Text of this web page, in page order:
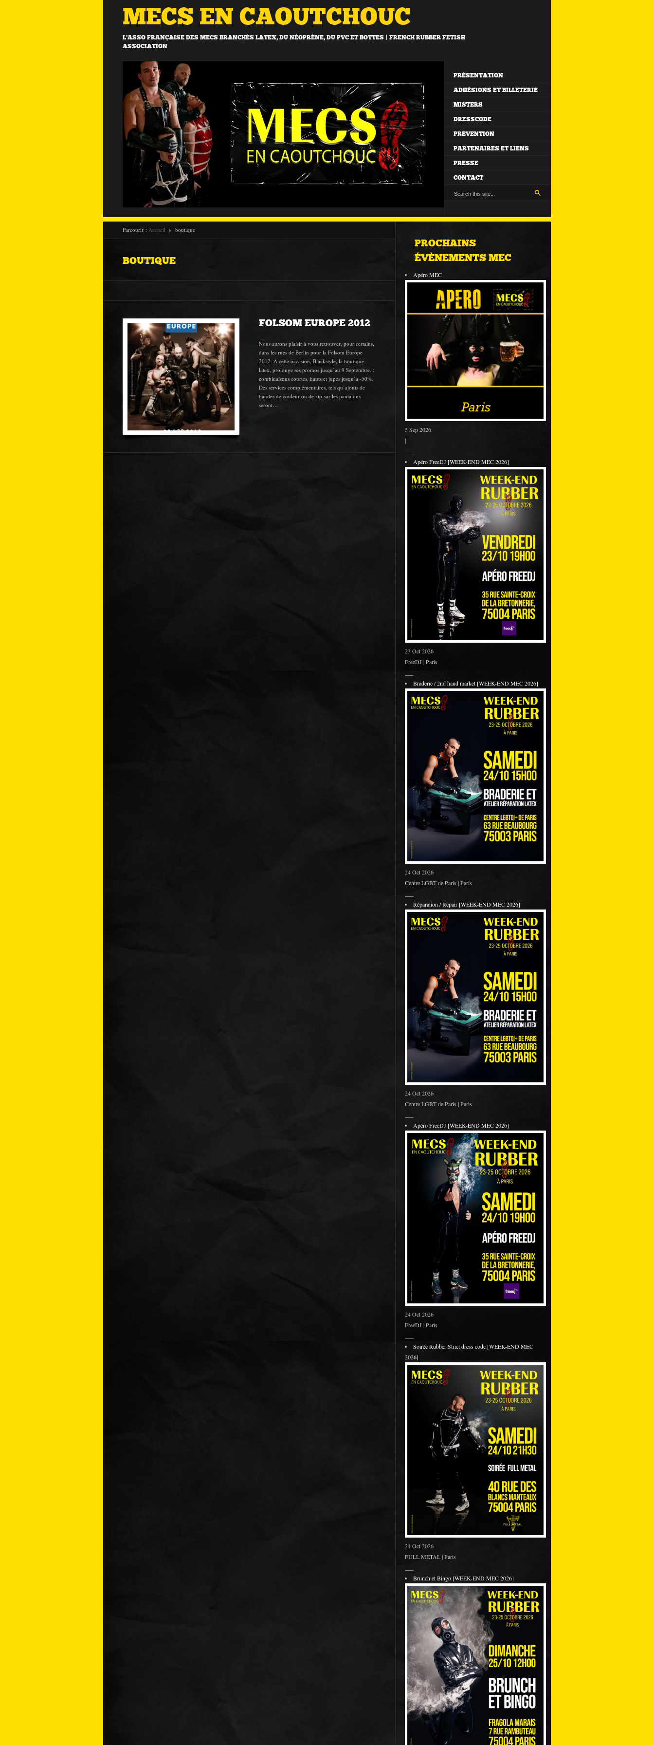
MECS EN CAOUTCHOUC
L'ASSO FRANÇAISE DES MECS BRANCHÉS LATEX, DU NÉOPRÈNE, DU PVC ET BOTTES | FRENCH RUBBER FETISH
ASSOCIATION
PRÉSENTATION
ADHÉSIONS ET BILLETERIE
MISTERS
DRESSCODE
PRÉVENTION
PARTENAIRES ET LIENS
PRESSE
CONTACT
Parcourir : Accueil boutique
BOUTIQUE
FOLSOM EUROPE 2012
Nous aurons plaisir à vous retrouver, pour certains,
dans les rues de Berlin pour la Folsom Europe
2012. A cette occasion, Blackstyle, la boutique
latex, prolonge ses promos jusqu’au 9 Septembre. :
combinaisons courtes, hauts et jupes jusqu’a -50%.
Des services complémentaires, tels qu’ajouts de
bandes de couleur ou de zip sur les pantalons
seront…
PROCHAINS
ÉVÈNEMENTS MEC
Apéro MEC
5 Sep 2026
|
Apéro FreeDJ [WEEK-END MEC 2026]
23 Oct 2026
FreeDJ | Paris
Braderie / 2nd hand market [WEEK-END MEC 2026]
24 Oct 2026
Centre LGBT de Paris | Paris
Réparation / Repair [WEEK-END MEC 2026]
24 Oct 2026
Centre LGBT de Paris | Paris
Apéro FreeDJ [WEEK-END MEC 2026]
24 Oct 2026
FreeDJ | Paris
Soirée Rubber Strict dress code [WEEK-END MEC
2026]
24 Oct 2026
FULL METAL | Paris
Brunch et Bingo [WEEK-END MEC 2026]